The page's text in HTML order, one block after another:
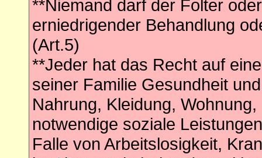
**Niemand darf der Folter
erniedrigender Behandlung
(Art.5)
**Jeder hat das Recht auf
seiner Familie Gesundheit
Nahrung, Kleidung,
notwendige soziale
Falle von Arbeitslosigkeit,